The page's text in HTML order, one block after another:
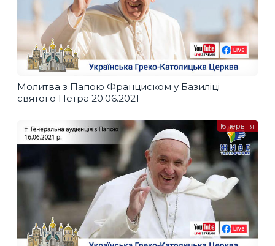
Молитва з Папою Франциском у Базиліці
святого Петра 20.06.2021
16 червня